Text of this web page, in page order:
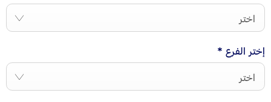
اختر
إختر الفرع *
اختر